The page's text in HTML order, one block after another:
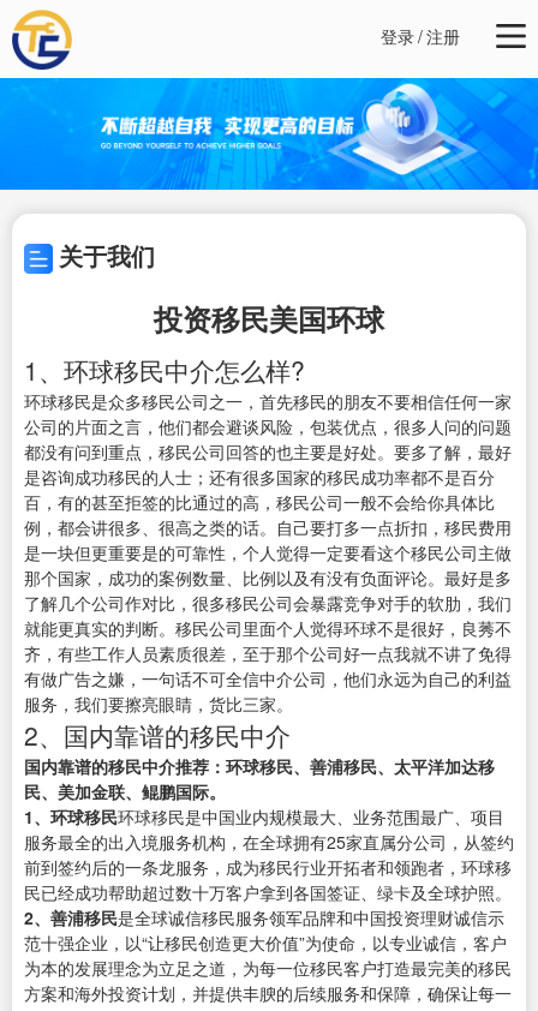
登录/注册
关于我们
投资移民美国环球
1、环球移民中介怎么样?
环球移民是众多移民公司之一，首先移民的朋友不要相信任何一家
公司的片面之言，他们都会避谈风险，包装优点，很多人问的问题
都没有问到重点，移民公司回答的也主要是好处。要多了解，最好
是咨询成功移民的人士；还有很多国家的移民成功率都不是百分
百，有的甚至拒签的比通过的高，移民公司一般不会给你具体比
例，都会讲很多、很高之类的话。自己要打多一点折扣，移民费用
是一块但更重要是的可靠性，个人觉得一定要看这个移民公司主做
那个国家，成功的案例数量、比例以及有没有负面评论。最好是多
了解几个公司作对比，很多移民公司会暴露竞争对手的软肋，我们
就能更真实的判断。移民公司里面个人觉得环球不是很好，良莠不
齐，有些工作人员素质很差，至于那个公司好一点我就不讲了免得
有做广告之嫌，一句话不可全信中介公司，他们永远为自己的利益
服务，我们要擦亮眼睛，货比三家。
2、国内靠谱的移民中介
国内靠谱的移民中介推荐：环球移民、善浦移民、太平洋加达移
民、美加金联、鲲鹏国际。
1、环球移民环球移民是中国业内规模最大、业务范围最广、项目
服务最全的出入境服务机构，在全球拥有25家直属分公司，从签约
前到签约后的一条龙服务，成为移民行业开拓者和领跑者，环球移
民已经成功帮助超过数十万客户拿到各国签证、绿卡及全球护照。
2、善浦移民是全球诚信移民服务领军品牌和中国投资理财诚信示
范十强企业，以“让移民创造更大价值”为使命，以专业诚信，客户
为本的发展理念为立足之道，为每一位移民客户打造最完美的移民
方案和海外投资计划，并提供丰腴的后续服务和保障，确保让每一